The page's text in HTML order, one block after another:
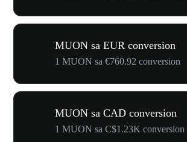
MUON sa EUR conversion
1 MUON sa €760.92 conversion
MUON sa CAD conversion
1 MUON sa C$1.23K conversion